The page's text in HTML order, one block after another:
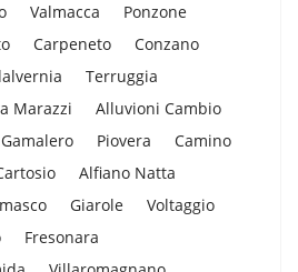
Valmacca
Ponzone
Carpeneto
Conzano
Terruggia
Marazzi
Alluvioni Cambio
Gamalero Piovera
Camino
Alfiano Natta
Giarole
Voltaggio
Fresonara